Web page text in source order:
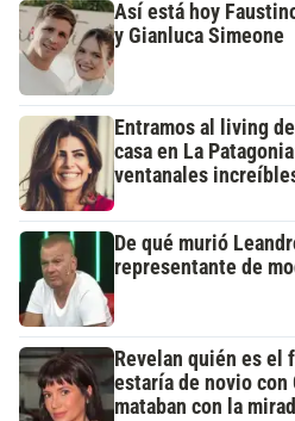
Así está hoy
y Gianluca Simeone
Entramos al living
casa en La
ventanales
De qué murió
representante de
Revelan quién es el
estaría de novio
mataban con la